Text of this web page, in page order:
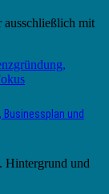
ausschließlich mit
und
Hintergrund und